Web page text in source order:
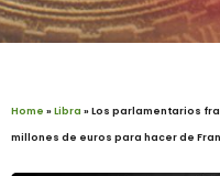
Home »Libra »Los parlamentarios
millones de euros para hacer de